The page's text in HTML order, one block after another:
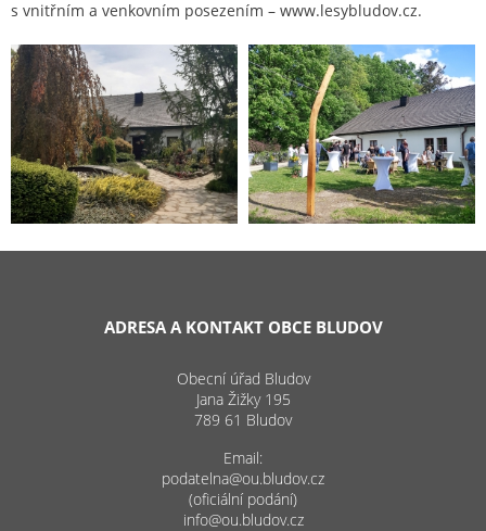
s vnitřním a venkovním posezením – www.lesybludov.cz.
ADRESA A KONTAKT OBCE BLUDOV
Obecní úřad Bludov
Jana Žižky 195
789 61 Bludov
Email:
podatelna@ou.bludov.cz
(oficiální podání)
info@ou.bludov.cz